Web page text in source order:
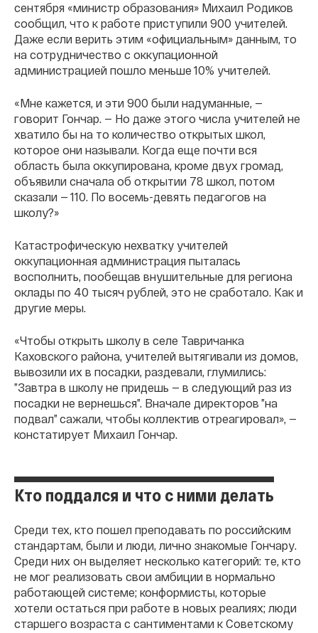
сентября «министр образования» Михаил Родиков
сообщил, что к работе приступили 900 учителей.
Даже если верить этим «официальным» данным, то
на сотрудничество с оккупационной
администрацией пошло меньше 10% учителей.
«Мне кажется, и эти 900 были надуманные, —
говорит Гончар. — Но даже этого числа учителей не
хватило бы на то количество открытых школ,
которое они называли. Когда еще почти вся
область была оккупирована, кроме двух громад,
объявили сначала об открытии 78 школ, потом
сказали — 110. По восемь-девять педагогов на
школу?»
Катастрофическую нехватку учителей
оккупационная администрация пыталась
восполнить, пообещав внушительные для региона
оклады по 40 тысяч рублей, это не сработало. Как и
другие меры.
«Чтобы открыть школу в селе Тавричанка
Каховского района, учителей вытягивали из домов,
вывозили их в посадки, раздевали, глумились:
”Завтра в школу не придешь — в следующий раз из
посадки не вернешься”. Вначале директоров ”на
подвал” сажали, чтобы коллектив отреагировал», —
констатирует Михаил Гончар.
Кто поддался и что с ними делать
Среди тех, кто пошел преподавать по российским
стандартам, были и люди, лично знакомые Гончару.
Среди них он выделяет несколько категорий: те, кто
не мог реализовать свои амбиции в нормально
работающей системе; конформисты, которые
хотели остаться при работе в новых реалиях; люди
старшего возраста с сантиментами к Советскому